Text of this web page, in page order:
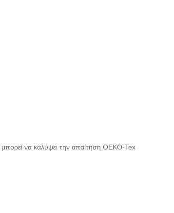
μπορεί να καλύψει την απαίτηση OEKO-Tex